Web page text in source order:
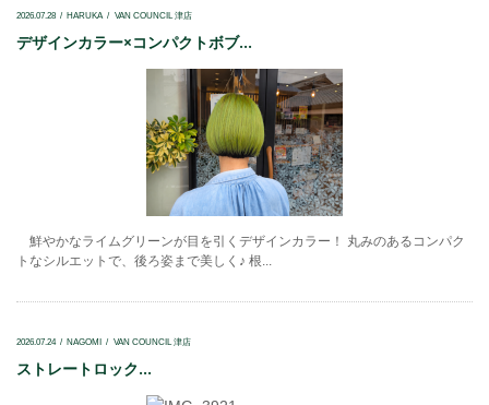
2026.07.28 HARUKA VAN COUNCIL 津店
デザインカラー×コンパクトボブ...
鮮やかなライムグリーンが目を引くデザインカラー！ 丸みのあるコンパク
トなシルエットで、後ろ姿まで美しく♪ 根...
2026.07.24 NAGOMI VAN COUNCIL 津店
ストレートロック...